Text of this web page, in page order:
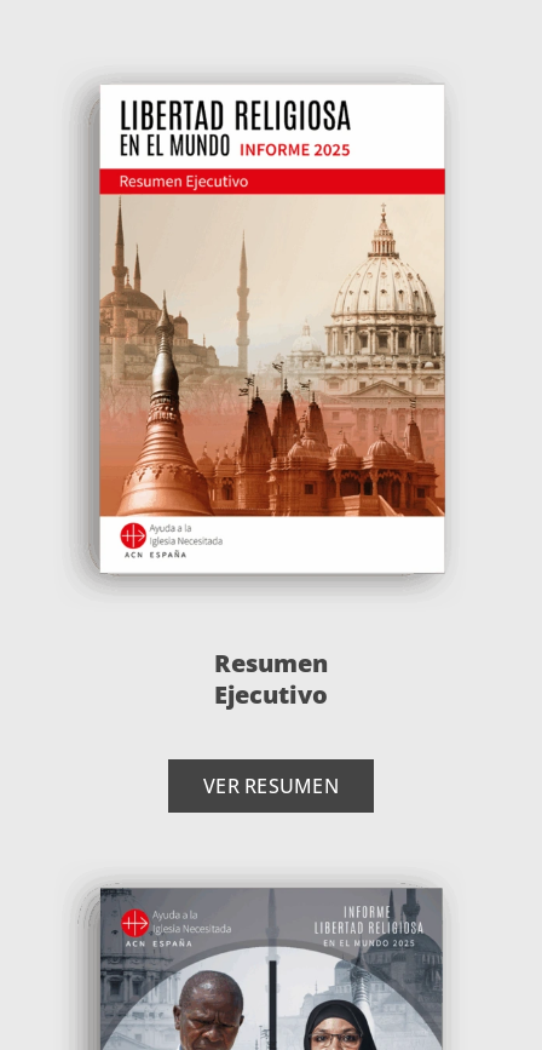
Resumen
Ejecutivo
VER RESUMEN